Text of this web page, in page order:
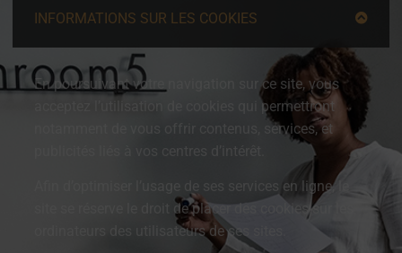
INFORMATIONS SUR LES COOKIES
En poursuivant votre navigation sur ce site, vous
acceptez l’utilisation de cookies qui permettront
notamment de vous offrir contenus, services, et
publicités liés à vos centres d’intérêt.
Afin d’optimiser l’usage de ses services en ligne, le
site se réserve le droit de placer des cookies sur les
ordinateurs des utilisateurs de ses sites.